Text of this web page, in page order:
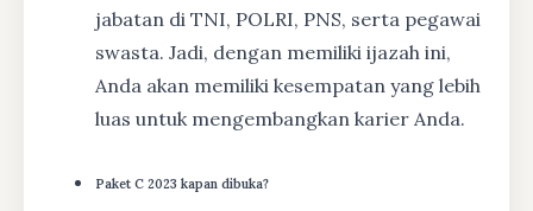
jabatan di TNI, POLRI, PNS, serta pegawai
swasta. Jadi, dengan memiliki ijazah ini,
Anda akan memiliki kesempatan yang lebih
luas untuk mengembangkan karier Anda.
Paket C 2023 kapan dibuka?